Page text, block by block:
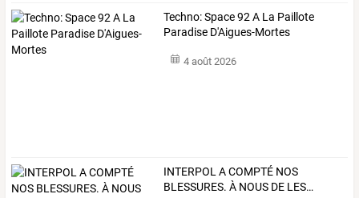
Techno: Space 92 A La Paillote
Paradise D'Aigues-Mortes
4 août 2026
INTERPOL ACOMPTÉ NOS
BLESSURES. À NOUS DE LES…